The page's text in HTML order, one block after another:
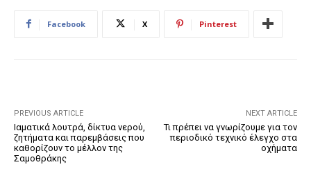
Facebook X Pinterest
PREVIOUS ARTICLE
Ιαματικά λουτρά, δίκτυα νερού,
ζητήματα και παρεμβάσεις που
καθορίζουν το μέλλον της
Σαμοθράκης
NEXT ARTICLE
Τι πρέπει να γνωρίζουμε για τον
περιοδικό τεχνικό έλεγχο στα
οχήματα